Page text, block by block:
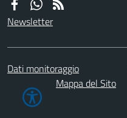
Newsletter
Dati monitoraggio
Mappa del Sito